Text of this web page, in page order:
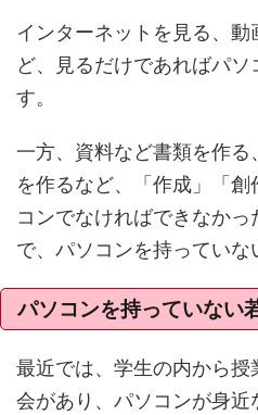
インターネットを見る、
ど、見るだけであればパソ
す。
一方、資料など書類を作
を作るなど、「作成」「
コンでなければできなか
で、パソコンを持っていな
パソコンを持っていない
最近では、学生の内から
会があり、パソコンが身近